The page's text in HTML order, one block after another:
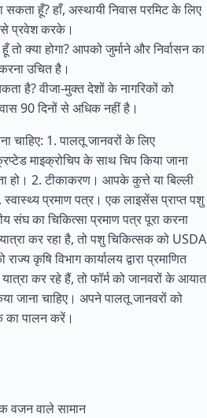
हूँ? हाँ, अस्थायी निवास परमिट के लिए
से प्रवेश करके।
क्या होगा? आपको जुर्माने और निर्वासन का
उचित है।
है? वीजा-मुक्त देशों के नागरिकों को
90 दिनों से अधिक नहीं है।
चाहिए: 1. पालतू जानवरों के लिए
माइक्रोचिप के साथ चिप किया जाना
हो। 2. टीकाकरण। आपके कुत्ते या बिल्ली
स्वास्थ्य प्रमाण पत्र। एक लाइसेंस प्राप्त पशु
संघ का चिकित्सा प्रमाण पत्र पूरा करना
कर रहा है, तो पशु चिकित्सक को USDA
कृषि विभाग कार्यालय द्वारा प्रमाणित
कर रहे हैं, तो फॉर्म को जानवरों के आयात
जाना चाहिए। अपने पालतू जानवरों को
का पालन करें।
वजन वाले सामान